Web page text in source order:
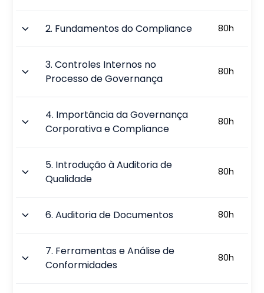
2. Fundamentos do Compliance 80h
3.Controles Internos no
Processo de Governança
80h
4. Importância da Governança
Corporativa e Compliance
80h
5. Introdução à Auditoria de
Qualidade
80h
6.Auditoria de Documentos 80h
7. Ferramentas e Análise de
Conformidades
80h